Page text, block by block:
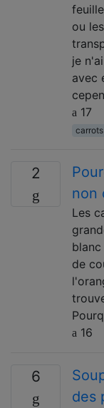
ou
je
avec
17
carrots
2
non
Les
de
16
6
des